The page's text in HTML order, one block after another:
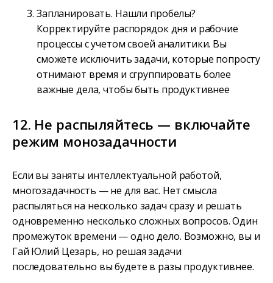
Запланировать. Нашли пробелы?
Корректируйте распорядок дня и рабочие
процессы с учетом своей аналитики. Вы
сможете исключить задачи, которые попросту
отнимают время и сгруппировать более
важные дела, чтобы быть продуктивнее
12. Не распыляйтесь — включайте
режим монозадачности
Если вы заняты интеллектуальной работой,
многозадачность — не для вас. Нет смысла
распыляться на несколько задач сразу и решать
одновременно несколько сложных вопросов. Один
промежуток времени — одно дело. Возможно, вы и
Гай Юлий Цезарь, но решая задачи
последовательно вы будете в разы продуктивнее.